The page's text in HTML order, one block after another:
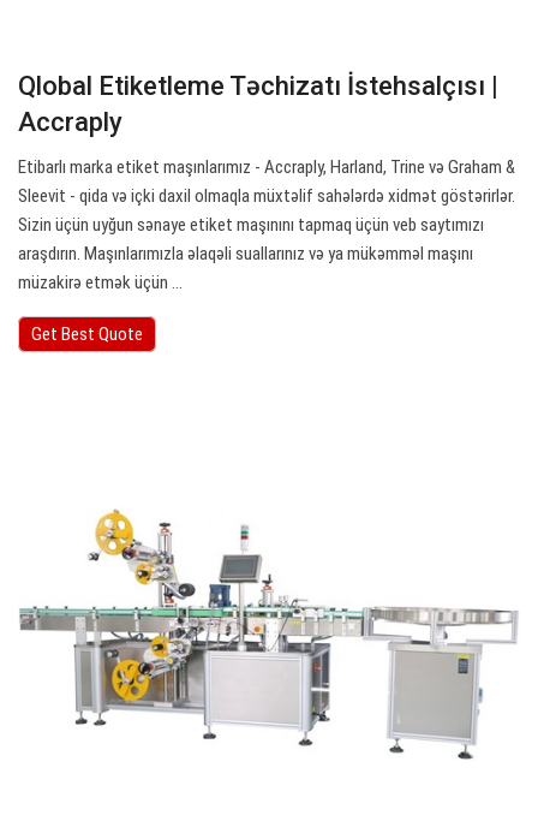
Qlobal Etiketleme Təchizatı İstehsalçısı |
Accraply
Etibarlı marka etiket maşınlarımız - Accraply, Harland, Trine və Graham &
Sleevit - qida və içki daxil olmaqla müxtəlif sahələrdə xidmət göstərirlər.
Sizin üçün uyğun sənaye etiket maşınını tapmaq üçün veb saytımızı
araşdırın. Maşınlarımızla əlaqəli suallarınız və ya mükəmməl maşını
müzakirə etmək üçün ...
Get Best Quote